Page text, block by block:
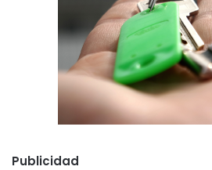
Publicidad